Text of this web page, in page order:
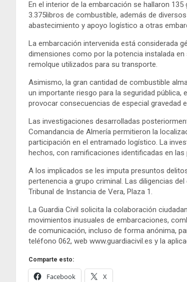
En el interior de la embarcación se hallaron
3.375libros de combustible, además de
abastecimiento y apoyo logístico a otras
La embarcación intervenida está considerada
dimensiones como por la potencia instalada
remolque utilizados para su transporte.
Asimismo, la gran cantidad de combustible
un importante riesgo para la seguridad pública,
provocar consecuencias de especial gravedad
Las investigaciones desarrolladas
Comandancia de Almería permitieron la
participación en el entramado logístico. La
hechos, con ramificaciones identificadas en las
A los implicados se les imputa presuntos
pertenencia a grupo criminal. Las diligencias
Tribunal de Instancia de Vera, Plaza 1.
La Guardia Civil solicita la colaboración
movimientos inusuales de embarcaciones,
de comunicación, incluso de forma anónima,
teléfono 062, web www.guardiacivil.es y la
Comparte esto:
Facebook X